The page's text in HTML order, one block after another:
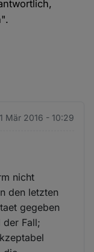
Mär 2016 - 10:29
nicht
den letzten
gegeben
der Fall;